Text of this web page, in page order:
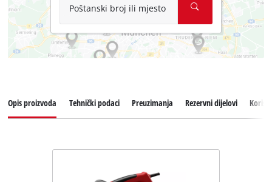
Poštanski broj ili mjesto
Opis proizvoda Tehnički podaci Preuzimanja Rezervni dijelovi